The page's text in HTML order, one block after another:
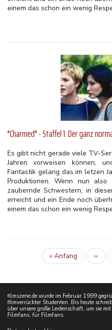
einem das schon ein wenig
"Charmed" - Staffel 1: Der ganz
Es gibt nicht gerade viele TV-
Jahren vorweisen können,
Fantastik gelang das im letzen
Produktionen. Wenn nun
zaubernde Schwestern, in
erreicht und ein Ende noch
einem das schon ein wenig
SeitennummerierungErste
Seite
« Anfang
Seite
‹‹
filmszene.de wurde im Februar 1999
filmverrückter Studenten. Bis heute
über unsere große Leidenschaft, um sie
Filmfans, für Filmfans.